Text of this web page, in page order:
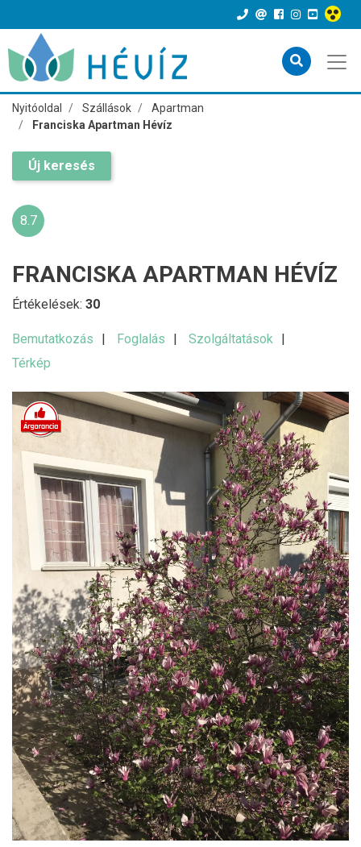
Nyitóoldal Szállások
Apartman
Franciska Apartman Hévíz
Új keresés
8.7
FRANCISKA APARTMAN HÉVÍZ
Értékelések: 30
Bemutatkozás Foglalás
Szolgáltatások
Térkép